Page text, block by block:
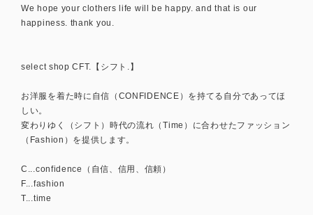
We hope your clothers life will be happy. and that is our
happiness. thank you.
select shop CFT.【シフト.】
お洋服を着た時に自信（CONFIDENCE）を持てる自分であってほ
しい。
変わりゆく（シフト）時代の流れ（Time）に合わせたファッション
（Fashion）を提供します。
C...confidence（自信、信用、信頼）
F...fashion
T...time